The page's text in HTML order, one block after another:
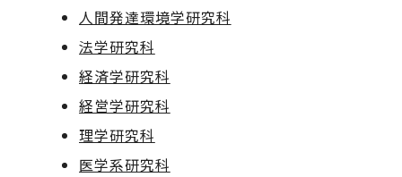
人間発達環境学研究科
法学研究科
経済学研究科
経営学研究科
理学研究科
医学系研究科